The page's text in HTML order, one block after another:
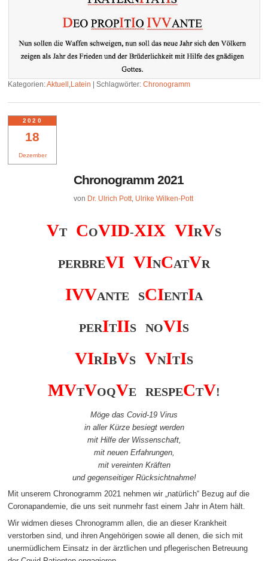
Kategorien:Aktuell Latein |Schlagwörter: Chronogramm
18
Dezember
2020
Chronogramm 2021
von Dr. Ulrich Pott Ulrike Wilken-Pott
VT COVID-XIX VIRVS
PERBREVI VINCATVR
IVVANTE SCIENTIA
PERITIIS NOVIS
VIRIBVS VNITIS
MVTVOQVE RESPECTV!
Möge das Covid-19 Virus
in aller Kürze besiegt werden
mit Hilfe der Wissenschaft,
mit neuen Erfahrungen,
mit vereinten Kräften
und gegenseitiger Rücksichtnahme!
Mit unserem Chronogramm 2021 nehmen wir „natürlich“ Bezug auf die
Coronapandemie, die uns seit nunmehr fast einem Jahr in Atem hält.
Wir widmen dieses Chronogramm allen, die an dieser Krankheit
verstorben sind, und ihren Angehörigen sowie all denen, die sich mit
unermüdlichem Einsatz in der ärztlichen und pflegerischen Betreuung